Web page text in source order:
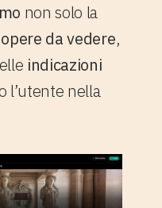
non solo la
opere da vedere,
indicazioni
l’utente nella